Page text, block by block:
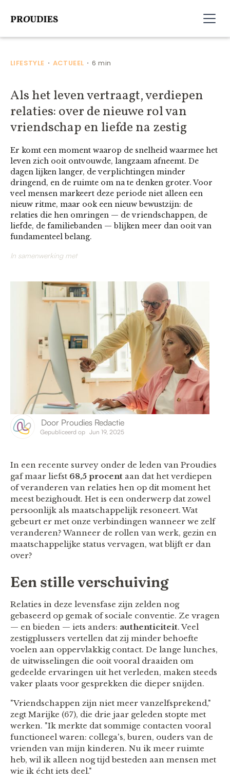
LIFESTYLE • ACTUEEL •6 min
Als het leven vertraagt, verdiepen
relaties: over de nieuwe rol van
vriendschap en liefde na zestig
Er komt een moment waarop de snelheid waarmee het
leven zich ooit ontvouwde, langzaam afneemt. De
dagen lijken langer, de verplichtingen minder
dringend, en de ruimte om na te denken groter. Voor
veel mensen markeert deze periode niet alleen een
nieuw ritme, maar ook een nieuw bewustzijn: de
relaties die hen omringen — de vriendschappen, de
liefde, de familiebanden — blijken meer dan ooit van
fundamenteel belang.
In samenwerking met
Door Proudies Redactie
Gepubliceerd op Jun 19, 2025
In een recente survey onder de leden van Proudies
gaf maar liefst 68,5 procent aan dat het verdiepen
of veranderen van relaties hen op dit moment het
meest bezighoudt. Het is een onderwerp dat zowel
persoonlijk als maatschappelijk resoneert. Wat
gebeurt er met onze verbindingen wanneer we zelf
veranderen? Wanneer de rollen van werk, gezin en
maatschappelijke status vervagen, wat blijft er dan
over?
Een stille verschuiving
Relaties in deze levensfase zijn zelden nog
gebaseerd op gemak of sociale conventie. Ze vragen
— en bieden — iets anders: authenticiteit. Veel
zestigplussers vertellen dat zij minder behoefte
voelen aan oppervlakkig contact. De lange lunches,
de uitwisselingen die ooit vooral draaiden om
gedeelde ervaringen uit het verleden, maken steeds
vaker plaats voor gesprekken die dieper snijden.
"Vriendschappen zijn niet meer vanzelfsprekend,"
zegt Marijke (67), die drie jaar geleden stopte met
werken. "Ik merkte dat sommige contacten vooral
functioneel waren: collega's, buren, ouders van de
vrienden van mijn kinderen. Nu ik meer ruimte
heb, wil ik alleen nog tijd besteden aan mensen met
wie ik écht iets deel."